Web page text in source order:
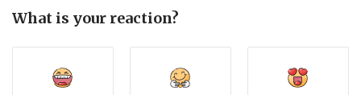
What is your reaction?